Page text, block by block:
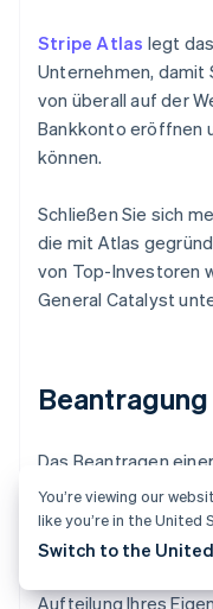
Stripe Atlas legt
Unternehmen, damit
von überall auf der
Bankkonto eröffnen
können.
Schließen Sie sich
die mit Atlas
von Top-Investoren
General Catalyst
Das Beantragen
Atlas dauert weniger
Unternehmensname
Aufteilung Ihres
You’re viewing our
like you’re in the United
Switch to the